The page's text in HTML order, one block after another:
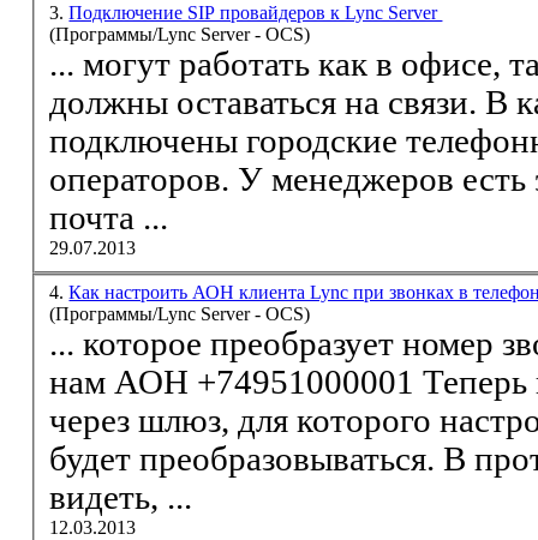
3.Подключение SIP провайдеров к Lync Server
(Программы/Lync Server - OCS)
... могут работать как в офисе,
должны оставаться на связи. В
подключены городские
операторов. У менеджеров есть
почта ...
29.07.2013
4.Как настроить АОН клиента Lync при звонках в
(Программы/Lync Server - OCS)
... которое преобразует номер
нам АОН +74951000001 Теперь при звонках в город
через шлюз, для которого
будет преобразовываться. В
видеть, ...
12.03.2013